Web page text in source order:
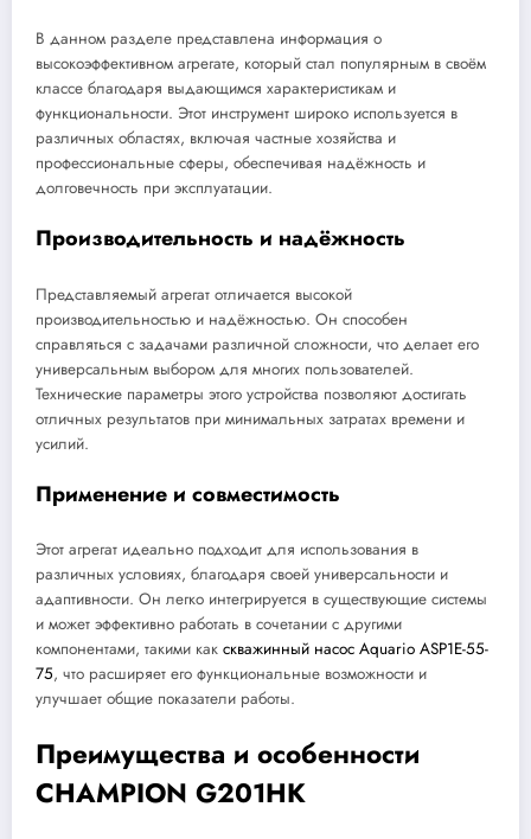
В данном разделе представлена информация о
высокоэффективном агрегате, который стал популярным в своём
классе благодаря выдающимся характеристикам и
функциональности. Этот инструмент широко используется в
различных областях, включая частные хозяйства и
профессиональные сферы, обеспечивая надёжность и
долговечность при эксплуатации.
Производительность и надёжность
Представляемый агрегат отличается высокой
производительностью и надёжностью. Он способен
справляться с задачами различной сложности, что делает его
универсальным выбором для многих пользователей.
Технические параметры этого устройства позволяют достигать
отличных результатов при минимальных затратах времени и
усилий.
Применение и совместимость
Этот агрегат идеально подходит для использования в
различных условиях, благодаря своей универсальности и
адаптивности. Он легко интегрируется в существующие системы
и может эффективно работать в сочетании с другими
компонентами, такими как скважинный насос Aquario ASP1Е-55-
75, что расширяет его функциональные возможности и
улучшает общие показатели работы.
Преимущества и особенности
CHAMPION G201HK